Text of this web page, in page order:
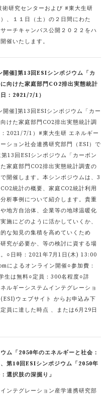
術研究センターおよび #東大生研
、１１日（土）の２日間にわた
ーチキャンパス公開２０２２をハ
催いたします。
開催]第13回ESIシンポジウム「カ
向けた家庭部門CO2排出実態統計
：2021/7/1）
開催]第13回ESIシンポジウム「カー
けた家庭部門CO2排出実態統計調
2021/7/1）#東大生研 エネルギー
ション社会連携研究部門（ESI）で
13回ESIシンポジウム「カーボン
家庭部門CO2排出実態統計調査の
開催します。本シンポジウムは、3
統計の概要、家庭CO2統計利用
析事例について紹介します。貴重
地方自治体、企業等の地球温暖化
施にどのように活かしていくか、
な知見の集積を高めていくため
究が必要か、等の検討に資する場
○日時：2021年7月1日(木) 13:00
によるオンライン開催○参加費：
生は無料○定員：300名程度○詳
ルギーシステムインテグレーショ
ウェブサイト からお申込み下
員に達した時点 、または6月29日
ム「2050年のエネルギーと社会：
第10回ESIシンポジウム「2050年
選択肢の深掘り」
ンテグレーション産学連携研究部